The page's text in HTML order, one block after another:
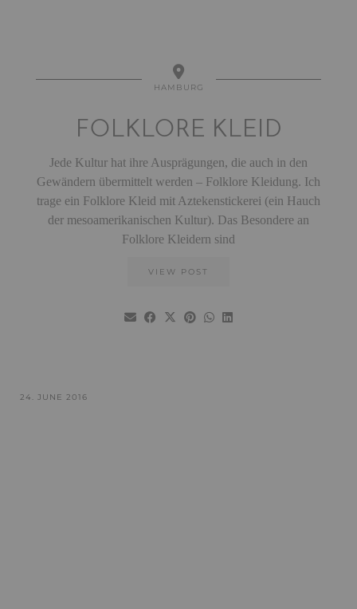
HAMBURG
FOLKLORE KLEID
Jede Kultur hat ihre Ausprägungen, die auch in den
Gewändern übermittelt werden – Folklore Kleidung. Ich
trage ein Folklore Kleid mit Aztekenstickerei (ein Hauch
der mesoamerikanischen Kultur). Das Besondere an
Folklore Kleidern sind
VIEW POST
24. JUNE 2016